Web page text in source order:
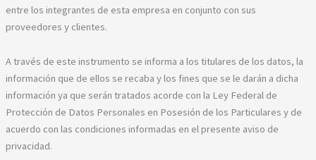
entre los integrantes de esta empresa en conjunto con sus
proveedores y clientes.
A través de este instrumento se informa a los titulares de los datos, la
información que de ellos se recaba y los fines que se le darán a dicha
información ya que serán tratados acorde con la Ley Federal de
Protección de Datos Personales en Posesión de los Particulares y de
acuerdo con las condiciones informadas en el presente aviso de
privacidad.